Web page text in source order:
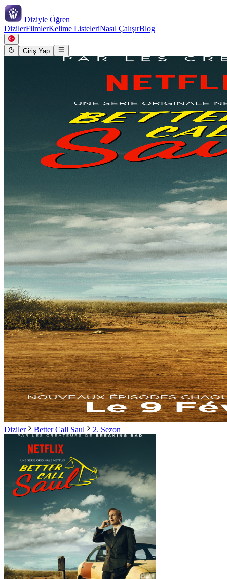
Diziyle Öğren
DizilerFilmlerKelime ListeleriNasıl ÇalışırBlog
Giriş Yap
Diziler Better Call Saul 2. Sezon